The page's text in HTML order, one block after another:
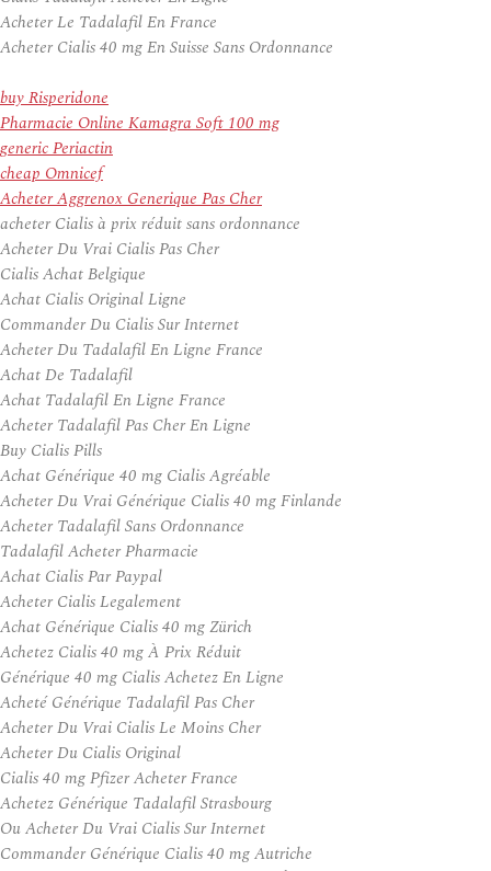
Acheter Le Tadalafil En France
Acheter Cialis 40 mg En Suisse Sans Ordonnance
buy Risperidone
Pharmacie Online Kamagra Soft 100 mg
generic Periactin
cheap Omnicef
Acheter Aggrenox Generique Pas Cher
acheter Cialis à prix réduit sans ordonnance
Acheter Du Vrai Cialis Pas Cher
Cialis Achat Belgique
Achat Cialis Original Ligne
Commander Du Cialis Sur Internet
Acheter Du Tadalafil En Ligne France
Achat De Tadalafil
Achat Tadalafil En Ligne France
Acheter Tadalafil Pas Cher En Ligne
Buy Cialis Pills
Achat Générique 40 mg Cialis Agréable
Acheter Du Vrai Générique Cialis 40 mg Finlande
Acheter Tadalafil Sans Ordonnance
Tadalafil Acheter Pharmacie
Achat Cialis Par Paypal
Acheter Cialis Legalement
Achat Générique Cialis 40 mg Zürich
Achetez Cialis 40 mg À Prix Réduit
Générique 40 mg Cialis Achetez En Ligne
Acheté Générique Tadalafil Pas Cher
Acheter Du Vrai Cialis Le Moins Cher
Acheter Du Cialis Original
Cialis 40 mg Pfizer Acheter France
Achetez Générique Tadalafil Strasbourg
Ou Acheter Du Vrai Cialis Sur Internet
Commander Générique Cialis 40 mg Autriche